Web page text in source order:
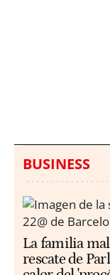
BUSINESS
La familia
rescate de